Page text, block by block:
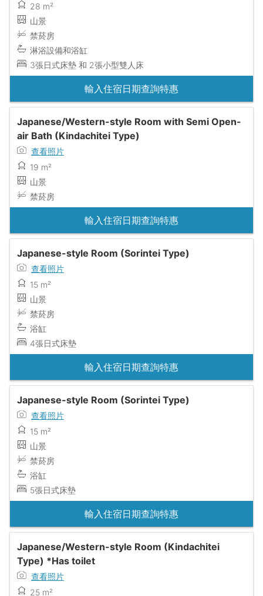
28 m²
山景
禁菸房
淋浴設備和浴缸
3張日式床墊 和 2張小型雙人床
輸入住宿日期查詢特惠
Japanese/Western-style Room with Semi Open-
air Bath (Kindachitei Type)
查看照片
19 m²
山景
禁菸房
輸入住宿日期查詢特惠
Japanese-style Room (Sorintei Type)
查看照片
15 m²
山景
禁菸房
浴缸
4張日式床墊
輸入住宿日期查詢特惠
Japanese-style Room (Sorintei Type)
查看照片
15 m²
山景
禁菸房
浴缸
5張日式床墊
輸入住宿日期查詢特惠
Japanese/Western-style Room (Kindachitei
Type) *Has toilet
查看照片
25 m²